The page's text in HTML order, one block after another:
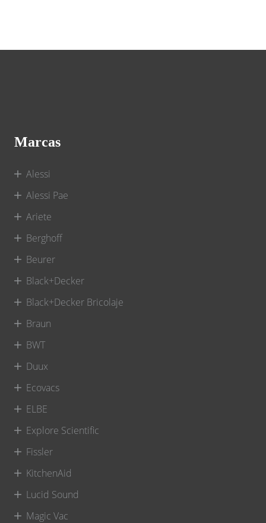
Marcas
Alessi
Alessi Pae
Ariete
Berghoff
Beurer
Black+Decker
Black+Decker Bricolaje
Braun
BWT
Duux
Ecovacs
ELBE
Explore Scientific
Fissler
KitchenAid
Lucid Sound
Magic Vac